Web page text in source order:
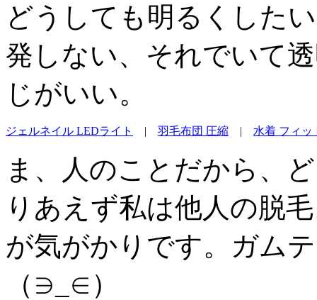
どうしても明るくした
発しない、それでいて
じがいい。
ジェルネイル LEDライト | 羽毛布団 圧縮 | 水着 フィッ
ま、人のことだから、
りあえず私は他人の脱
が気がかりです。ガム
（∋_∈）